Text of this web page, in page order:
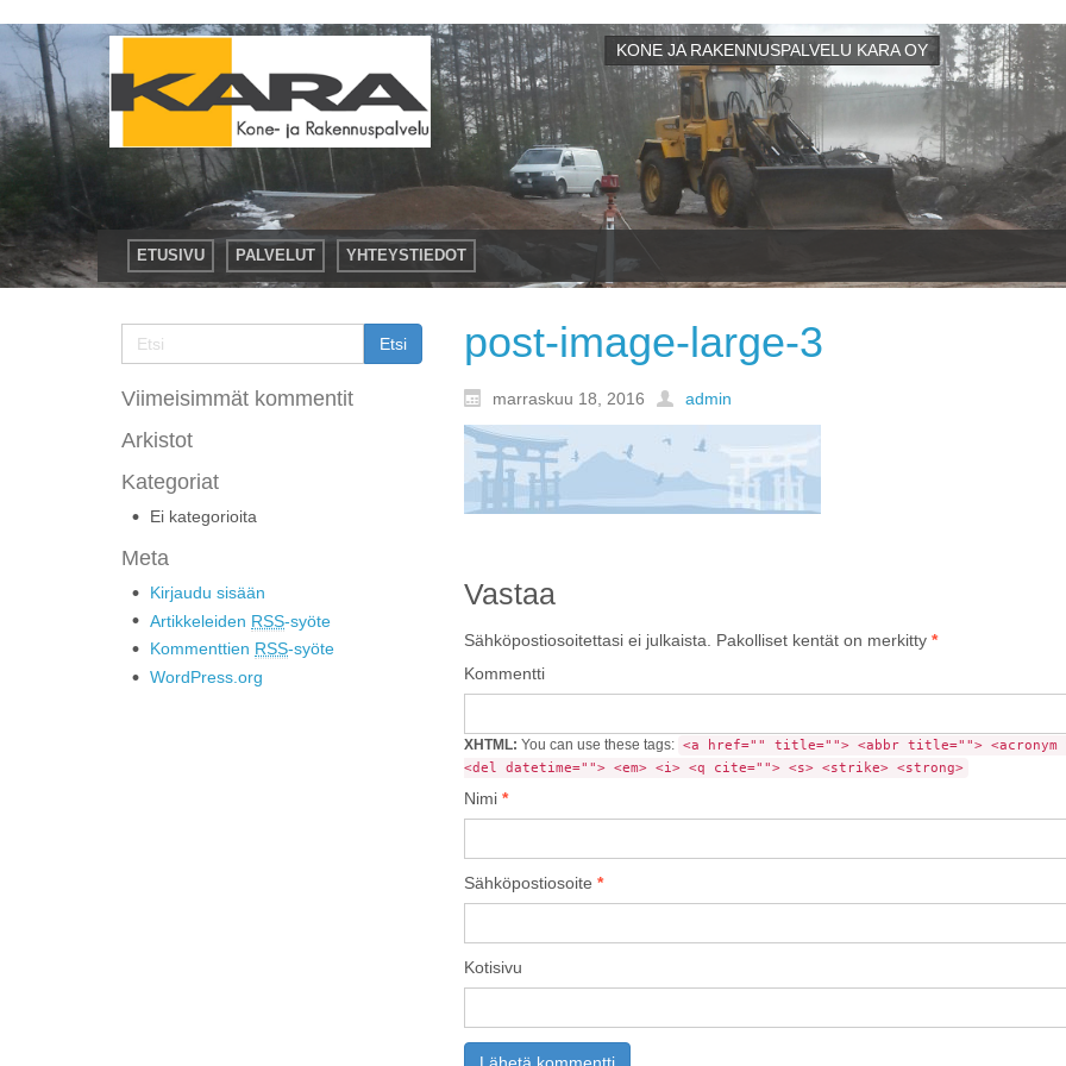
ETUSIVU PALVELUT YHTEYSTIEDOT
KONE JA RAKENNUSPALVELU KARA OY
Viimeisimmät kommentit
Arkistot
Kategoriat
Ei kategorioita
Meta
Kirjaudu sisään
Artikkeleiden RSS-syöte
Kommenttien RSS-syöte
WordPress.org
post-image-large-3
marraskuu 18, 2016 admin
Vastaa
Sähköpostiosoitettasi ei julkaista. Pakolliset kentät on merkitty *
Kommentti
XHTML: You can use these tags: <a href="" title=""> <abbr title=""> <acronym
<del datetime=""> <em> <i> <q cite=""> <s> <strike> <strong>
Nimi *
Sähköpostiosoite *
Kotisivu